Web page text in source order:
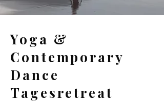
Yoga &
Contemporary
Dance
Tagesretreat